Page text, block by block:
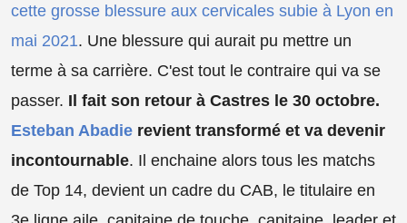
cette grosse blessure aux cervicales subie à Lyon en
mai 2021. Une blessure qui aurait pu mettre un
terme à sa carrière. C'est tout le contraire qui va se
passer. Il fait son retour à Castres le 30 octobre.
Esteban Abadie revient transformé et va devenir
incontournable. Il enchaine alors tous les matchs
de Top 14, devient un cadre du CAB, le titulaire en